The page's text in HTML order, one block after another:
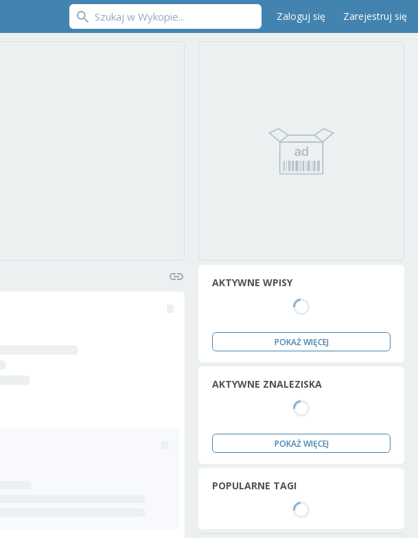
Zaloguj się Zarejestruj się
AKTYWNE WPISY
POKAŻ WIĘCEJ
AKTYWNE ZNALEZISKA
POKAŻ WIĘCEJ
POPULARNE TAGI